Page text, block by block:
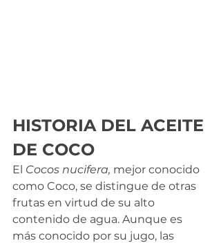
HISTORIA DEL ACEITE
DE COCO
El Cocos nucifera, mejor conocido
como Coco, se distingue de otras
frutas en virtud de su alto
contenido de agua. Aunque es
más conocido por su jugo, las